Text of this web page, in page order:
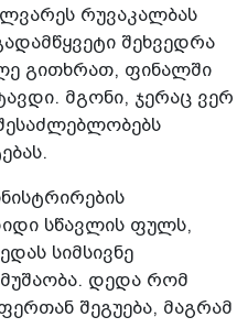
რუვაკალბას
შეხვედრა
გითხრათ, ფინალში
მგონი, ჯერაც ვერ
სწავლის ფულს,
სიმსივნე
დედა რომ
შეგუება, მაგრამ